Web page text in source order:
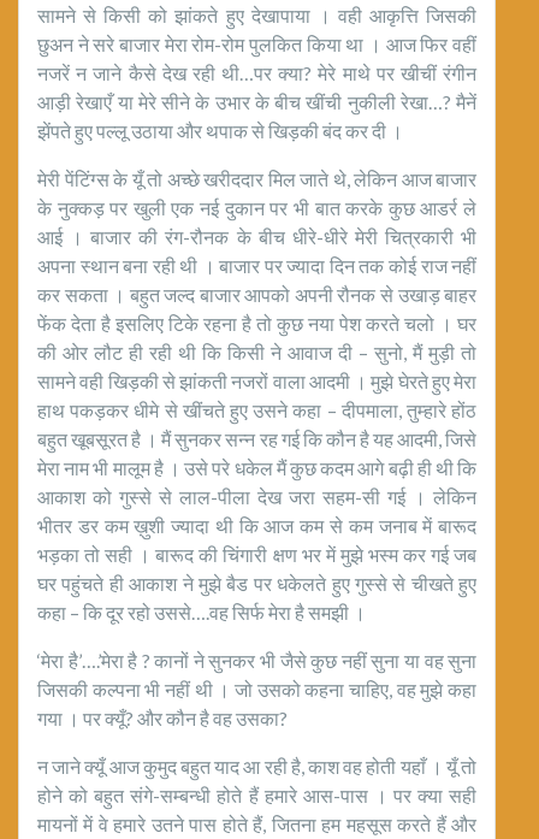
सामने से किसी को झांकते हुए देखापाया । वही आकृत्ति जिसकी
छुअन ने सरे बाजार मेरा रोम-रोम पुलकित किया था । आज फिर वहीं
नजरें न जाने कैसे देख रही थी…पर क्या? मेरे माथे पर खीचीं रंगीन
आड़ी रेखाएँ या मेरे सीने के उभार के बीच खींची नुकीली रेखा…? मैनें
झेंपते हुए पल्लू उठाया और थपाक से खिड़की बंद कर दी ।
मेरी पेंटिंग्स के यूँ तो अच्छे खरीददार मिल जाते थे, लेकिन आज बाजार
के नुक्कड़ पर खुली एक नई दुकान पर भी बात करके कुछ आडर्र ले
आई । बाजार की रंग-रौनक के बीच धीरे-धीरे मेरी चित्रकारी भी
अपना स्थान बना रही थी । बाजार पर ज्यादा दिन तक कोई राज नहीं
कर सकता । बहुत जल्द बाजार आपको अपनी रौनक से उखाड़ बाहर
फेंक देता है इसलिए टिके रहना है तो कुछ नया पेश करते चलो । घर
की ओर लौट ही रही थी कि किसी ने आवाज दी – सुनो, मैं मुड़ी तो
सामने वही खिड़की से झांकती नजरों वाला आदमी । मुझे घेरते हुए मेरा
हाथ पकड़कर धीमे से खींचते हुए उसने कहा – दीपमाला, तुम्हारे होंठ
बहुत खूबसूरत है । मैं सुनकर सन्न रह गई कि कौन है यह आदमी, जिसे
मेरा नाम भी मालूम है । उसे परे धकेल मैं कुछ कदम आगे बढ़ी ही थी कि
आकाश को गुस्से से लाल-पीला देख जरा सहम-सी गई । लेकिन
भीतर डर कम ख़ुशी ज्यादा थी कि आज कम से कम जनाब में बारूद
भड़का तो सही । बारूद की चिंगारी क्षण भर में मुझे भस्म कर गई जब
घर पहुंचते ही आकाश ने मुझे बैड पर धकेलते हुए गुस्से से चीखते हुए
कहा – कि दूर रहो उससे….वह सिर्फ मेरा है समझी ।
‘मेरा है’….’मेरा है ? कानों ने सुनकर भी जैसे कुछ नहीं सुना या वह सुना
जिसकी कल्पना भी नहीं थी । जो उसको कहना चाहिए, वह मुझे कहा
गया । पर क्यूँ? और कौन है वह उसका?
न जाने क्यूँ आज कुमुद बहुत याद आ रही है, काश वह होती यहाँ । यूँ तो
होने को बहुत संगे-सम्बन्धी होते हैं हमारे आस-पास । पर क्या सही
मायनों में वे हमारे उतने पास होते हैं, जितना हम महसूस करते हैं और